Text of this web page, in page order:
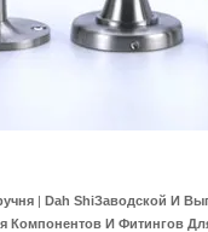
Dah ShiЗаводской И
Компонентов И Фитингов